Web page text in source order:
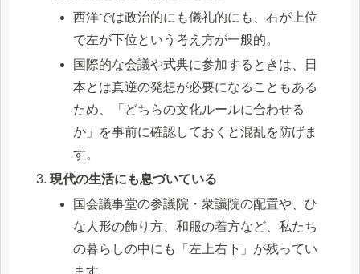
西洋では政治的にも儀礼的にも、右が上位
で左が下位という考え方が一般的。
国際的な会議や式典に参加するときは、日
本とは真逆の発想が必要になることもある
ため、「どちらの文化ルールに合わせる
か」を事前に確認しておくと混乱を防げま
す。
現代の生活にも息づいている
国会議事堂の参議院・衆議院の配置や、ひ
な人形の飾り方、和服の着方など、私たち
の暮らしの中にも「左上右下」が残ってい